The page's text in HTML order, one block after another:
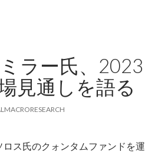
ラー氏、2023
見通しを語る
ス氏のクォンタムファンドを運